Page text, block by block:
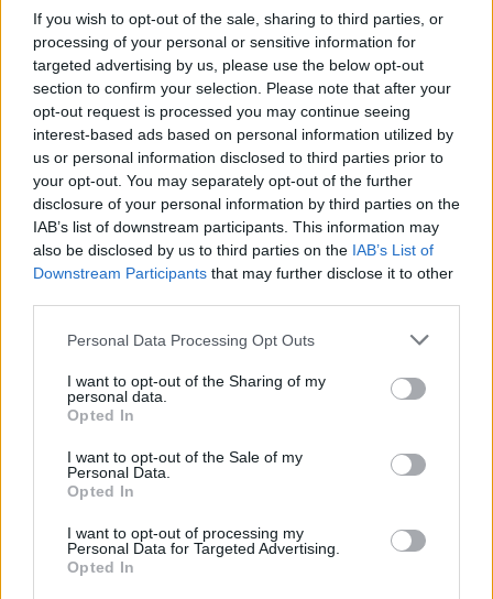
If you wish to opt-out of the sale, sharing to third parties, or
processing of your personal or sensitive information for
targeted advertising by us, please use the below opt-out
section to confirm your selection. Please note that after your
opt-out request is processed you may continue seeing
interest-based ads based on personal information utilized by
us or personal information disclosed to third parties prior to
your opt-out. You may separately opt-out of the further
disclosure of your personal information by third parties on the
IAB’s list of downstream participants. This information may
also be disclosed by us to third parties on the IAB’s List of
Downstream Participants that may further disclose it to other
Personal Data Processing Opt Outs
I want to opt-out of the Sharing of my
personal data.
Opted In
I want to opt-out of the Sale of my
Personal Data.
Opted In
I want to opt-out of processing my
Personal Data for Targeted Advertising.
Opted In
SENS
SOS (Șoșoacă)
POT (Gavrilă)
PACE (Peia)
Acțiunea Conservatoare (Târziu)
PDF (Lazarus)
PUSL (D. Voiculescu)
PNȚCD (Pavelescu)
PNCR (Terheș)
Partidul Patrioților (Surugiu)
România pe Primul Loc (Ponta)
Arhiva sondajelor